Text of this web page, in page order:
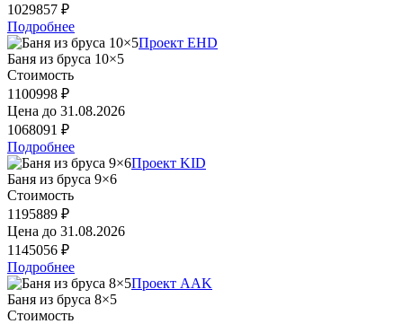
1029857 ₽
Подробнее
Проект EHD
Баня из бруса 10×5
Стоимость
1100998 ₽
Цена до 31.08.2026
1068091 ₽
Подробнее
Проект KID
Баня из бруса 9×6
Стоимость
1195889 ₽
Цена до 31.08.2026
1145056 ₽
Подробнее
Проект AAK
Баня из бруса 8×5
Стоимость